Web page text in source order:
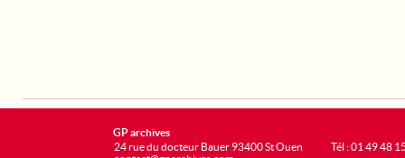
GP archives
24 rue du docteur Bauer 93400 St Ouen
Tél : 01 49 48